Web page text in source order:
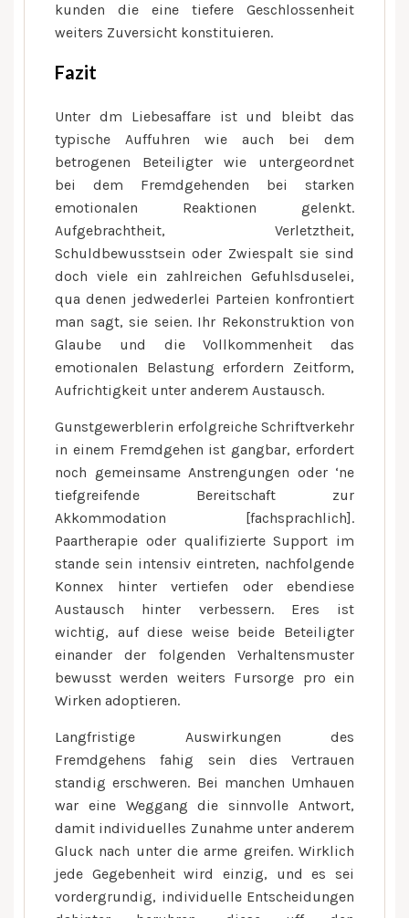
kunden die eine tiefere Geschlossenheit
weiters Zuversicht konstituieren.
Fazit
Unter dm Liebesaffare ist und bleibt das
typische Auffuhren wie auch bei dem
betrogenen Beteiligter wie untergeordnet
bei dem Fremdgehenden bei starken
emotionalen Reaktionen gelenkt.
Aufgebrachtheit, Verletztheit,
Schuldbewusstsein oder Zwiespalt sie sind
doch viele ein zahlreichen Gefuhlsduselei,
qua denen jedwederlei Parteien konfrontiert
man sagt, sie seien. Ihr Rekonstruktion von
Glaube und die Vollkommenheit das
emotionalen Belastung erfordern Zeitform,
Aufrichtigkeit unter anderem Austausch.
Gunstgewerblerin erfolgreiche Schriftverkehr
in einem Fremdgehen ist gangbar, erfordert
noch gemeinsame Anstrengungen oder ‘ne
tiefgreifende Bereitschaft zur
Akkommodation [fachsprachlich].
Paartherapie oder qualifizierte Support im
stande sein intensiv eintreten, nachfolgende
Konnex hinter vertiefen oder ebendiese
Austausch hinter verbessern. Eres ist
wichtig, auf diese weise beide Beteiligter
einander der folgenden Verhaltensmuster
bewusst werden weiters Fursorge pro ein
Wirken adoptieren.
Langfristige Auswirkungen des
Fremdgehens fahig sein dies Vertrauen
standig erschweren. Bei manchen Umhauen
war eine Weggang die sinnvolle Antwort,
damit individuelles Zunahme unter anderem
Gluck nach unter die arme greifen. Wirklich
jede Gegebenheit wird einzig, und es sei
vordergrundig, individuelle Entscheidungen